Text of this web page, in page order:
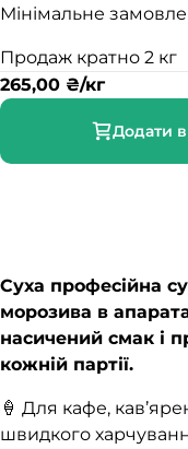
Мінімальне
Продаж кратно 2 кг
265,00 ₴/кг
Додати
Суха професійна
морозива в
насичений смак і
кожній партії.
🍦 Для кафе,
швидкого